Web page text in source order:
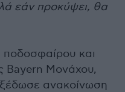
εάν προκύψει, θα
και
Bayern Μονάχου,
ανακοίνωση